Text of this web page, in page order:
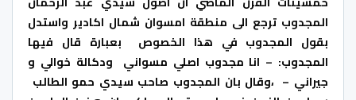
المجدوب ترجع الى منطقة امسوان شمال اكادير واستدل
بقول المجدوب في هذا الخصوص بعبارة قال فيها
المجدوب: – انا مجدوب اصلي مسواني ودكالة خوالي و
جيراني – ،وقال بان المجدوب صاحب سيدي حمو الطالب